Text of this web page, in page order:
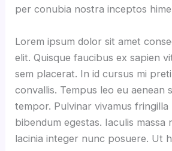
per conubia nostra inceptos
Lorem ipsum dolor sit amet
elit. Quisque faucibus ex sapien
sem placerat. In id cursus mi
convallis. Tempus leo eu aenean
tempor. Pulvinar vivamus fringilla
bibendum egestas. Iaculis massa
lacinia integer nunc posuere. Ut